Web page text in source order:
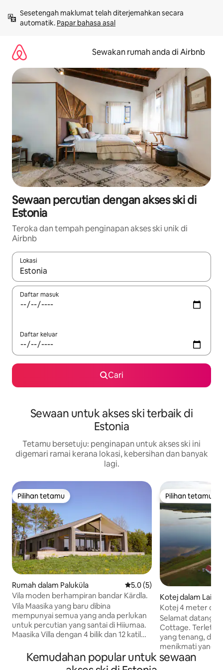
kandungan
Sesetengah maklumat telah diterjemahkan secara
automatik. Papar bahasa asal
Sewakan rumah anda di Airbnb
Sewaan percutian dengan akses ski di
Estonia
Teroka dan tempah penginapan akses ski unik di
Airbnb
Lokasi
Apabila hasil tersedia, navigasi dengan kekunci anak panah
Daftar masuk
Daftar keluar
Cari
Sewaan untuk akses ski terbaik di
Estonia
Tetamu bersetuju: penginapan untuk akses ski ini
digemari ramai kerana lokasi, kebersihan dan banyak
lagi.
Pilihan tetamu
Pilihan tetamu
Rumah dalam Paluküla Penarafan purata 5.0
5.0 (5)
Vila moden berhampiran bandar Kärdla.
Vila Maasika yang baru dibina
mempunyai semua yang anda perlukan
untuk percutian yang santai di Hiiumaa.
Maasika Villa dengan 4 bilik dan 12 katil
di Paluküla. Teres cerah kami
mempunyai kemudahan barbeku dan
Pilihan tetamu
Pilihan tetamu
Kotej dalam
Kotej 4 meter
persendirian!
Selamat datang
Cottage. Terletak di Köiguste Marina
yang tenang, di
menikmati yang
Kotej ini telah
Kemudahan popular untuk sewaan